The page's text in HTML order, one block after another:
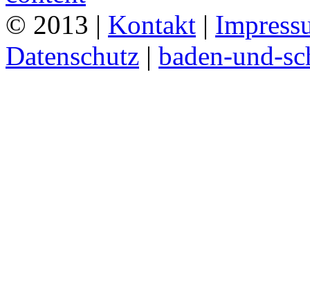
© 2013 | Kontakt |
Datenschutz | baden-und-